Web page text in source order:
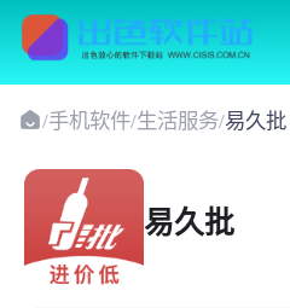
/手机软件/生活服务/易久批
易久批